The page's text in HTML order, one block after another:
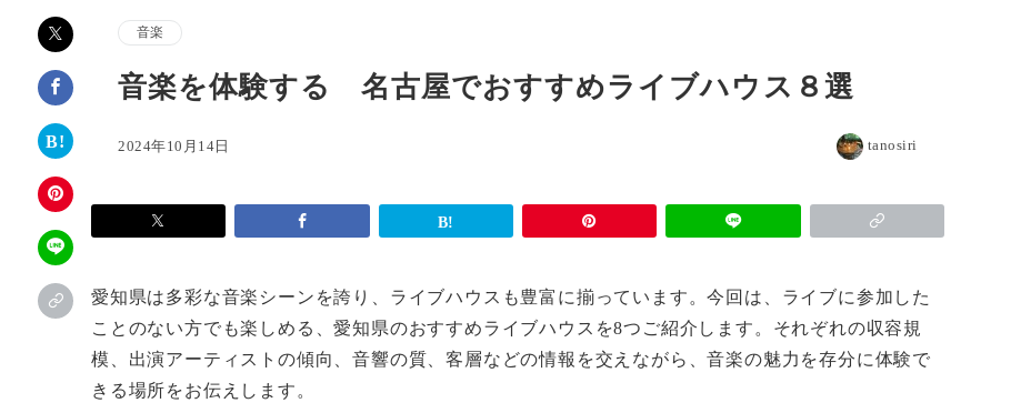
音楽
音楽を体験する 名古屋でおすすめライブハウス８選
2024年10月14日 tanosiri
愛知県は多彩な音楽シーンを誇り、ライブハウスも豊富に揃っています。今回は、ライブに参加した
ことのない方でも楽しめる、愛知県のおすすめライブハウスを8つご紹介します。それぞれの収容規
模、出演アーティストの傾向、音響の質、客層などの情報を交えながら、音楽の魅力を存分に体験で
きる場所をお伝えします。